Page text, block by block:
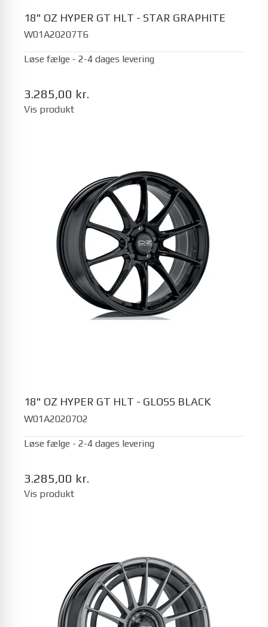
18" OZ HYPER GT HLT - STAR GRAPHITE
W01A20207T6
Løse fælge - 2-4 dages levering
3.285,00 kr.
Vis produkt
18" OZ HYPER GT HLT - GLOSS BLACK
W01A20207O2
Løse fælge - 2-4 dages levering
3.285,00 kr.
Vis produkt